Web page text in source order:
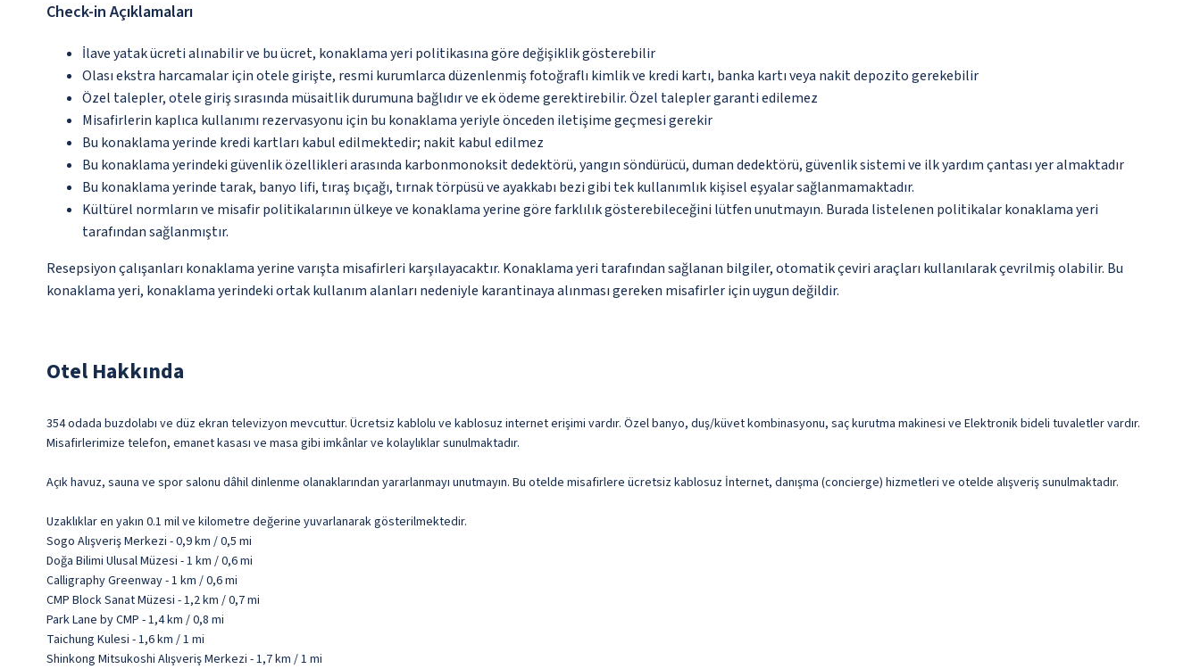
Check-in Açıklamaları
İlave yatak ücreti alınabilir ve bu ücret, konaklama yeri politikasına göre değişiklik gösterebilir
Olası ekstra harcamalar için otele girişte, resmi kurumlarca düzenlenmiş fotoğraflı kimlik ve kredi kartı, banka kartı veya nakit depozito gerekebilir
Özel talepler, otele giriş sırasında müsaitlik durumuna bağlıdır ve ek ödeme gerektirebilir. Özel talepler garanti edilemez
Misafirlerin kaplıca kullanımı rezervasyonu için bu konaklama yeriyle önceden iletişime geçmesi gerekir
Bu konaklama yerinde kredi kartları kabul edilmektedir; nakit kabul edilmez
Bu konaklama yerindeki güvenlik özellikleri arasında karbonmonoksit dedektörü, yangın söndürücü, duman dedektörü, güvenlik sistemi ve ilk yardım çantası yer almaktadır
Bu konaklama yerinde tarak, banyo lifi, tıraş bıçağı, tırnak törpüsü ve ayakkabı bezi gibi tek kullanımlık kişisel eşyalar sağlanmamaktadır.
Kültürel normların ve misafir politikalarının ülkeye ve konaklama yerine göre farklılık gösterebileceğini lütfen unutmayın. Burada listelenen politikalar konaklama yeri
tarafından sağlanmıştır.
Resepsiyon çalışanları konaklama yerine varışta misafirleri karşılayacaktır. Konaklama yeri tarafından sağlanan bilgiler, otomatik çeviri araçları kullanılarak çevrilmiş olabilir. Bu
konaklama yeri, konaklama yerindeki ortak kullanım alanları nedeniyle karantinaya alınması gereken misafirler için uygun değildir.
Otel Hakkında
354 odada buzdolabı ve düz ekran televizyon mevcuttur. Ücretsiz kablolu ve kablosuz internet erişimi vardır. Özel banyo, duş/küvet kombinasyonu, saç kurutma makinesi ve Elektronik bideli tuvaletler vardır.
Misafirlerimize telefon, emanet kasası ve masa gibi imkânlar ve kolaylıklar sunulmaktadır.
Açık havuz, sauna ve spor salonu dâhil dinlenme olanaklarından yararlanmayı unutmayın. Bu otelde misafirlere ücretsiz kablosuz İnternet, danışma (concierge) hizmetleri ve otelde alışveriş sunulmaktadır.
Uzaklıklar en yakın 0.1 mil ve kilometre değerine yuvarlanarak gösterilmektedir.
Sogo Alışveriş Merkezi - 0,9 km / 0,5 mi
Doğa Bilimi Ulusal Müzesi - 1 km / 0,6 mi
Calligraphy Greenway - 1 km / 0,6 mi
CMP Block Sanat Müzesi - 1,2 km / 0,7 mi
Park Lane by CMP - 1,4 km / 0,8 mi
Taichung Kulesi - 1,6 km / 1 mi
Shinkong Mitsukoshi Alışveriş Merkezi - 1,7 km / 1 mi